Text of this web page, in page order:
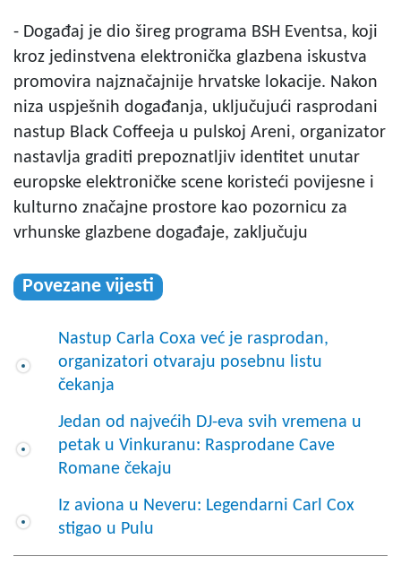
- Događaj je dio šireg programa BSH Eventsa, koji
kroz jedinstvena elektronička glazbena iskustva
promovira najznačajnije hrvatske lokacije. Nakon
niza uspješnih događanja, uključujući rasprodani
nastup Black Coffeeja u pulskoj Areni, organizator
nastavlja graditi prepoznatljiv identitet unutar
europske elektroničke scene koristeći povijesne i
kulturno značajne prostore kao pozornicu za
vrhunske glazbene događaje, zaključuju
Povezane vijesti
Nastup Carla Coxa već je rasprodan,
organizatori otvaraju posebnu listu
čekanja
Jedan od najvećih DJ-eva svih vremena u
petak u Vinkuranu: Rasprodane Cave
Romane čekaju
Iz aviona u Neveru: Legendarni Carl Cox
stigao u Pulu